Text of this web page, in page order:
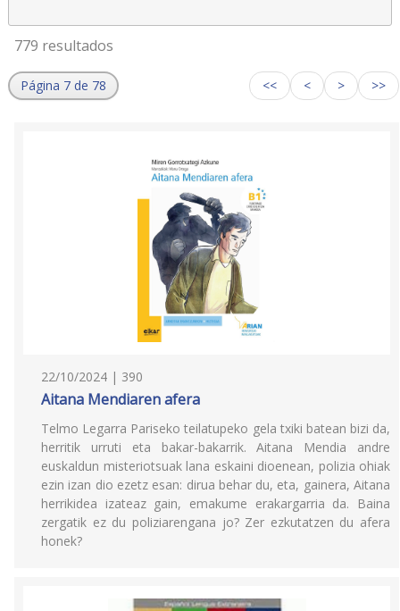
779 resultados
Página 7 de 78 << < > >>
22/10/2024 | 390
Aitana Mendiaren afera
Telmo Legarra Pariseko teilatupeko gela txiki batean bizi da,
herritik urruti eta bakar-bakarrik. Aitana Mendia andre
euskaldun misteriotsuak lana eskaini dioenean, polizia ohiak
ezin izan dio ezetz esan: dirua behar du, eta, gainera, Aitana
herrikidea izateaz gain, emakume erakargarria da. Baina
zergatik ez du poliziarengana jo? Zer ezkutatzen du afera
honek?